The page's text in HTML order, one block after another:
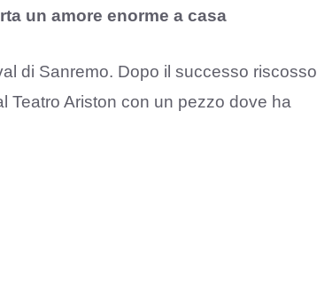
un amore enorme a casa
di Sanremo. Dopo il successo riscosso
Teatro Ariston con un pezzo dove ha